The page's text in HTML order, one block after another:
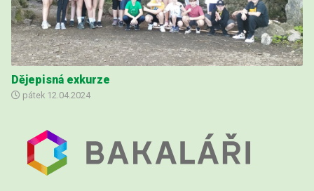
Dějepisná exkurze
pátek 12.04.2024